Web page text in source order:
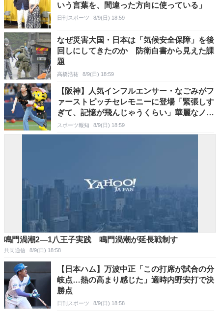
いう言葉を、間違った方向に使っている」
日刊スポーツ 8/9(日) 18:59
なぜ災害大国・日本は「気候安全保障」を後
回しにしてきたのか 防衛白書から見えた課
題
高橋浩祐 8/9(日) 18:59
【阪神】人気インフルエンサー・なごみがフ
ァーストピッチセレモニーに登場「緊張しす
ぎて、記憶が飛んじゃうくらい」華麗なノー
バン投球披露
スポーツ報知 8/9(日) 18:59
鳴門渦潮2―1八王子実践 鳴門渦潮が延長戦制す
共同通信 8/9(日) 18:58
【日本ハム】万波中正「この打席が試合の分
岐点…熱の高まり感じた」適時内野安打で決
勝点
日刊スポーツ 8/9(日) 18:58